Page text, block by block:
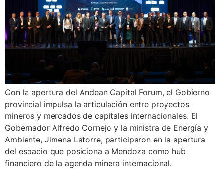
Con la apertura del Andean Capital Forum, el Gobierno
provincial impulsa la articulación entre proyectos
mineros y mercados de capitales internacionales. El
Gobernador Alfredo Cornejo y la ministra de Energía y
Ambiente, Jimena Latorre, participaron en la apertura
del espacio que posiciona a Mendoza como hub
financiero de la agenda minera internacional.